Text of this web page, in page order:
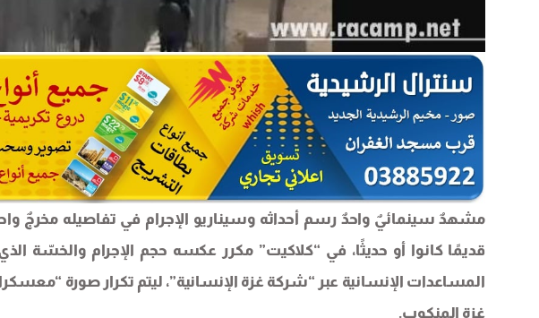
مشهدٌ سينمائيٌ واحدٌ رسم أحداثه وسيناريو الإجرام في تفاصيله مخرجٌ
قديمًا كانوا أو حديثًا، في “كلاكيت” مكرر عكسه حجم الإجرام والخسّة
المساعدات الإنسانية عبر “شركة غزة الإنسانية”، ليتم تكرار صورة
غزة المنكوب.